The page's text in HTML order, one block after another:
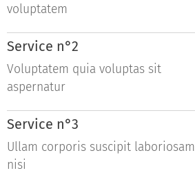
voluptatem
Service n°2
Voluptatem quia voluptas sit
aspernatur
Service n°3
Ullam corporis suscipit laboriosam
nisi